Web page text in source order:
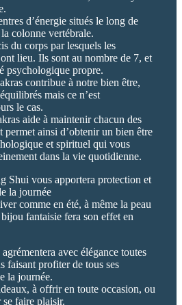
d’énergie situés le long de
colonne vertébrale.
du corps par lesquels les
lieu. Ils sont au nombre de 7, et
psychologique propre.
contribue à notre bien être,
mais ce n’est
le cas.
aide à maintenir chacun des
permet ainsi d’obtenir un bien être
et spirituel qui vous
dans la vie quotidienne.
Shui vous apportera protection et
la journée
comme en été, à même la peau
fantaisie fera son effet en
avec élégance toutes
faisant profiter de tous ses
la journée.
à offrir en toute occasion, ou
faire plaisir.